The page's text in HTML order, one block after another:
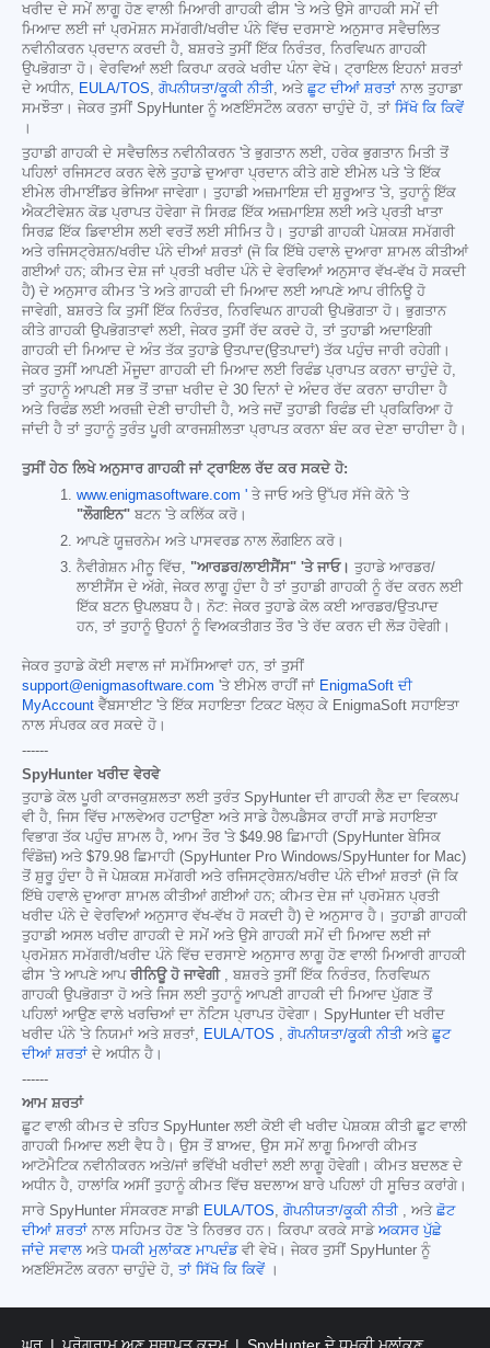
ਖਰੀਦ ਦੇ ਸਮੇਂ ਲਾਗੂ ਹੋਣ ਵਾਲੀ ਮਿਆਰੀ ਗਾਹਕੀ ਫੀਸ 'ਤੇ ਅਤੇ ਉਸੇ ਗਾਹਕੀ ਸਮੇਂ ਦੀ
ਮਿਆਦ ਲਈ ਜਾਂ ਪ੍ਰਮੋਸ਼ਨ ਸਮੱਗਰੀ/ਖਰੀਦ ਪੰਨੇ ਵਿੱਚ ਦਰਸਾਏ ਅਨੁਸਾਰ ਸਵੈਚਲਿਤ
ਨਵੀਨੀਕਰਨ ਪ੍ਰਦਾਨ ਕਰਦੀ ਹੈ, ਬਸ਼ਰਤੇ ਤੁਸੀਂ ਇੱਕ ਨਿਰੰਤਰ, ਨਿਰਵਿਘਨ ਗਾਹਕੀ
ਉਪਭੋਗਤਾ ਹੋ। ਵੇਰਵਿਆਂ ਲਈ ਕਿਰਪਾ ਕਰਕੇ ਖਰੀਦ ਪੰਨਾ ਵੇਖੋ। ਟ੍ਰਾਇਲ ਇਹਨਾਂ ਸ਼ਰਤਾਂ
ਦੇ ਅਧੀਨ,
EULA/TOS ਗੋਪਨੀਯਤਾ/ਕੂਕੀ ਨੀਤੀ , ਅਤੇ ਛੂਟ ਦੀਆਂ ਸ਼ਰਤਾਂ ਨਾਲ ਤੁਹਾਡਾ
ਸਮਝੌਤਾ। ਜੇਕਰ ਤੁਸੀਂ SpyHunter ਨੂੰ ਅਣਇੰਸਟੌਲ ਕਰਨਾ ਚਾਹੁੰਦੇ ਹੋ, ਤਾਂ ਸਿੱਖੋ ਕਿ ਕਿਵੇਂ
।
ਤੁਹਾਡੀ ਗਾਹਕੀ ਦੇ ਸਵੈਚਲਿਤ ਨਵੀਨੀਕਰਨ 'ਤੇ ਭੁਗਤਾਨ ਲਈ, ਹਰੇਕ ਭੁਗਤਾਨ ਮਿਤੀ ਤੋਂ
ਪਹਿਲਾਂ ਰਜਿਸਟਰ ਕਰਨ ਵੇਲੇ ਤੁਹਾਡੇ ਦੁਆਰਾ ਪ੍ਰਦਾਨ ਕੀਤੇ ਗਏ ਈਮੇਲ ਪਤੇ 'ਤੇ ਇੱਕ
ਈਮੇਲ ਰੀਮਾਈਂਡਰ ਭੇਜਿਆ ਜਾਵੇਗਾ। ਤੁਹਾਡੀ ਅਜ਼ਮਾਇਸ਼ ਦੀ ਸ਼ੁਰੂਆਤ 'ਤੇ, ਤੁਹਾਨੂੰ ਇੱਕ
ਐਕਟੀਵੇਸ਼ਨ ਕੋਡ ਪ੍ਰਾਪਤ ਹੋਵੇਗਾ ਜੋ ਸਿਰਫ਼ ਇੱਕ ਅਜ਼ਮਾਇਸ਼ ਲਈ ਅਤੇ ਪ੍ਰਤੀ ਖਾਤਾ
ਸਿਰਫ਼ ਇੱਕ ਡਿਵਾਈਸ ਲਈ ਵਰਤੋਂ ਲਈ ਸੀਮਿਤ ਹੈ। ਤੁਹਾਡੀ ਗਾਹਕੀ ਪੇਸ਼ਕਸ਼ ਸਮੱਗਰੀ
ਅਤੇ ਰਜਿਸਟ੍ਰੇਸ਼ਨ/ਖਰੀਦ ਪੰਨੇ ਦੀਆਂ ਸ਼ਰਤਾਂ (ਜੋ ਕਿ ਇੱਥੇ ਹਵਾਲੇ ਦੁਆਰਾ ਸ਼ਾਮਲ ਕੀਤੀਆਂ
ਗਈਆਂ ਹਨ; ਕੀਮਤ ਦੇਸ਼ ਜਾਂ ਪ੍ਰਤੀ ਖਰੀਦ ਪੰਨੇ ਦੇ ਵੇਰਵਿਆਂ ਅਨੁਸਾਰ ਵੱਖ-ਵੱਖ ਹੋ ਸਕਦੀ
ਹੈ) ਦੇ ਅਨੁਸਾਰ ਕੀਮਤ 'ਤੇ ਅਤੇ ਗਾਹਕੀ ਦੀ ਮਿਆਦ ਲਈ ਆਪਣੇ ਆਪ ਰੀਨਿਊ ਹੋ
ਜਾਵੇਗੀ, ਬਸ਼ਰਤੇ ਕਿ ਤੁਸੀਂ ਇੱਕ ਨਿਰੰਤਰ, ਨਿਰਵਿਘਨ ਗਾਹਕੀ ਉਪਭੋਗਤਾ ਹੋ। ਭੁਗਤਾਨ
ਕੀਤੇ ਗਾਹਕੀ ਉਪਭੋਗਤਾਵਾਂ ਲਈ, ਜੇਕਰ ਤੁਸੀਂ ਰੱਦ ਕਰਦੇ ਹੋ, ਤਾਂ ਤੁਹਾਡੀ ਅਦਾਇਗੀ
ਗਾਹਕੀ ਦੀ ਮਿਆਦ ਦੇ ਅੰਤ ਤੱਕ ਤੁਹਾਡੇ ਉਤਪਾਦ(ਉਤਪਾਦਾਂ) ਤੱਕ ਪਹੁੰਚ ਜਾਰੀ ਰਹੇਗੀ।
ਜੇਕਰ ਤੁਸੀਂ ਆਪਣੀ ਮੌਜੂਦਾ ਗਾਹਕੀ ਦੀ ਮਿਆਦ ਲਈ ਰਿਫੰਡ ਪ੍ਰਾਪਤ ਕਰਨਾ ਚਾਹੁੰਦੇ ਹੋ,
ਤਾਂ ਤੁਹਾਨੂੰ ਆਪਣੀ ਸਭ ਤੋਂ ਤਾਜ਼ਾ ਖਰੀਦ ਦੇ 30 ਦਿਨਾਂ ਦੇ ਅੰਦਰ ਰੱਦ ਕਰਨਾ ਚਾਹੀਦਾ ਹੈ
ਅਤੇ ਰਿਫੰਡ ਲਈ ਅਰਜ਼ੀ ਦੇਣੀ ਚਾਹੀਦੀ ਹੈ, ਅਤੇ ਜਦੋਂ ਤੁਹਾਡੀ ਰਿਫੰਡ ਦੀ ਪ੍ਰਕਿਰਿਆ ਹੋ
ਜਾਂਦੀ ਹੈ ਤਾਂ ਤੁਹਾਨੂੰ ਤੁਰੰਤ ਪੂਰੀ ਕਾਰਜਸ਼ੀਲਤਾ ਪ੍ਰਾਪਤ ਕਰਨਾ ਬੰਦ ਕਰ ਦੇਣਾ ਚਾਹੀਦਾ ਹੈ।
ਤੁਸੀਂ ਹੇਠ ਲਿਖੇ ਅਨੁਸਾਰ ਗਾਹਕੀ ਜਾਂ ਟ੍ਰਾਇਲ ਰੱਦ ਕਰ ਸਕਦੇ ਹੋ:
www.enigmasoftware.com ' ਤੇ ਜਾਓ ਅਤੇ ਉੱਪਰ ਸੱਜੇ ਕੋਨੇ 'ਤੇ
"ਲੌਗਇਨ" ਬਟਨ 'ਤੇ ਕਲਿੱਕ ਕਰੋ।
ਆਪਣੇ ਯੂਜ਼ਰਨੇਮ ਅਤੇ ਪਾਸਵਰਡ ਨਾਲ ਲੌਗਇਨ ਕਰੋ।
ਨੈਵੀਗੇਸ਼ਨ ਮੀਨੂ ਵਿੱਚ, "ਆਰਡਰ/ਲਾਈਸੈਂਸ" 'ਤੇ ਜਾਓ। ਤੁਹਾਡੇ ਆਰਡਰ/
ਲਾਈਸੈਂਸ ਦੇ ਅੱਗੇ, ਜੇਕਰ ਲਾਗੂ ਹੁੰਦਾ ਹੈ ਤਾਂ ਤੁਹਾਡੀ ਗਾਹਕੀ ਨੂੰ ਰੱਦ ਕਰਨ ਲਈ
ਇੱਕ ਬਟਨ ਉਪਲਬਧ ਹੈ। ਨੋਟ: ਜੇਕਰ ਤੁਹਾਡੇ ਕੋਲ ਕਈ ਆਰਡਰ/ਉਤਪਾਦ
ਹਨ, ਤਾਂ ਤੁਹਾਨੂੰ ਉਹਨਾਂ ਨੂੰ ਵਿਅਕਤੀਗਤ ਤੌਰ 'ਤੇ ਰੱਦ ਕਰਨ ਦੀ ਲੋੜ ਹੋਵੇਗੀ।
ਜੇਕਰ ਤੁਹਾਡੇ ਕੋਈ ਸਵਾਲ ਜਾਂ ਸਮੱਸਿਆਵਾਂ ਹਨ, ਤਾਂ ਤੁਸੀਂ
support@enigmasoftware.com 'ਤੇ ਈਮੇਲ ਰਾਹੀਂ ਜਾਂ EnigmaSoft ਦੀ
MyAccount ਵੈੱਬਸਾਈਟ 'ਤੇ ਇੱਕ ਸਹਾਇਤਾ ਟਿਕਟ ਖੋਲ੍ਹ ਕੇ EnigmaSoft ਸਹਾਇਤਾ
ਨਾਲ ਸੰਪਰਕ ਕਰ ਸਕਦੇ ਹੋ।
------
SpyHunter ਖਰੀਦ ਵੇਰਵੇ
ਤੁਹਾਡੇ ਕੋਲ ਪੂਰੀ ਕਾਰਜਕੁਸ਼ਲਤਾ ਲਈ ਤੁਰੰਤ SpyHunter ਦੀ ਗਾਹਕੀ ਲੈਣ ਦਾ ਵਿਕਲਪ
ਵੀ ਹੈ, ਜਿਸ ਵਿੱਚ ਮਾਲਵੇਅਰ ਹਟਾਉਣਾ ਅਤੇ ਸਾਡੇ ਹੈਲਪਡੈਸਕ ਰਾਹੀਂ ਸਾਡੇ ਸਹਾਇਤਾ
ਵਿਭਾਗ ਤੱਕ ਪਹੁੰਚ ਸ਼ਾਮਲ ਹੈ, ਆਮ ਤੌਰ 'ਤੇ $49.98 ਛਿਮਾਹੀ (SpyHunter ਬੇਸਿਕ
ਵਿੰਡੋਜ਼) ਅਤੇ $79.98 ਛਿਮਾਹੀ (SpyHunter Pro Windows/SpyHunter for Mac)
ਤੋਂ ਸ਼ੁਰੂ ਹੁੰਦਾ ਹੈ ਜੋ ਪੇਸ਼ਕਸ਼ ਸਮੱਗਰੀ ਅਤੇ ਰਜਿਸਟ੍ਰੇਸ਼ਨ/ਖਰੀਦ ਪੰਨੇ ਦੀਆਂ ਸ਼ਰਤਾਂ (ਜੋ ਕਿ
ਇੱਥੇ ਹਵਾਲੇ ਦੁਆਰਾ ਸ਼ਾਮਲ ਕੀਤੀਆਂ ਗਈਆਂ ਹਨ; ਕੀਮਤ ਦੇਸ਼ ਜਾਂ ਪ੍ਰਮੋਸ਼ਨ ਪ੍ਰਤੀ
ਖਰੀਦ ਪੰਨੇ ਦੇ ਵੇਰਵਿਆਂ ਅਨੁਸਾਰ ਵੱਖ-ਵੱਖ ਹੋ ਸਕਦੀ ਹੈ) ਦੇ ਅਨੁਸਾਰ ਹੈ। ਤੁਹਾਡੀ ਗਾਹਕੀ
ਤੁਹਾਡੀ ਅਸਲ ਖਰੀਦ ਗਾਹਕੀ ਦੇ ਸਮੇਂ ਅਤੇ ਉਸੇ ਗਾਹਕੀ ਸਮੇਂ ਦੀ ਮਿਆਦ ਲਈ ਜਾਂ
ਪ੍ਰਮੋਸ਼ਨ ਸਮੱਗਰੀ/ਖਰੀਦ ਪੰਨੇ ਵਿੱਚ ਦਰਸਾਏ ਅਨੁਸਾਰ ਲਾਗੂ ਹੋਣ ਵਾਲੀ ਮਿਆਰੀ ਗਾਹਕੀ
ਫੀਸ 'ਤੇ ਆਪਣੇ ਆਪ ਰੀਨਿਊ ਹੋ ਜਾਵੇਗੀ, ਬਸ਼ਰਤੇ ਤੁਸੀਂ ਇੱਕ ਨਿਰੰਤਰ, ਨਿਰਵਿਘਨ
ਗਾਹਕੀ ਉਪਭੋਗਤਾ ਹੋ ਅਤੇ ਜਿਸ ਲਈ ਤੁਹਾਨੂੰ ਆਪਣੀ ਗਾਹਕੀ ਦੀ ਮਿਆਦ ਪੁੱਗਣ ਤੋਂ
ਪਹਿਲਾਂ ਆਉਣ ਵਾਲੇ ਖਰਚਿਆਂ ਦਾ ਨੋਟਿਸ ਪ੍ਰਾਪਤ ਹੋਵੇਗਾ। SpyHunter ਦੀ ਖਰੀਦ
ਖਰੀਦ ਪੰਨੇ 'ਤੇ ਨਿਯਮਾਂ ਅਤੇ ਸ਼ਰਤਾਂ, EULA/TOS , ਗੋਪਨੀਯਤਾ/ਕੂਕੀ ਨੀਤੀ ਅਤੇ ਛੂਟ
ਦੀਆਂ ਸ਼ਰਤਾਂ ਦੇ ਅਧੀਨ ਹੈ।
------
ਆਮ ਸ਼ਰਤਾਂ
ਛੂਟ ਵਾਲੀ ਕੀਮਤ ਦੇ ਤਹਿਤ SpyHunter ਲਈ ਕੋਈ ਵੀ ਖਰੀਦ ਪੇਸ਼ਕਸ਼ ਕੀਤੀ ਛੂਟ ਵਾਲੀ
ਗਾਹਕੀ ਮਿਆਦ ਲਈ ਵੈਧ ਹੈ। ਉਸ ਤੋਂ ਬਾਅਦ, ਉਸ ਸਮੇਂ ਲਾਗੂ ਮਿਆਰੀ ਕੀਮਤ
ਆਟੋਮੈਟਿਕ ਨਵੀਨੀਕਰਨ ਅਤੇ/ਜਾਂ ਭਵਿੱਖੀ ਖਰੀਦਾਂ ਲਈ ਲਾਗੂ ਹੋਵੇਗੀ। ਕੀਮਤ ਬਦਲਣ ਦੇ
ਅਧੀਨ ਹੈ, ਹਾਲਾਂਕਿ ਅਸੀਂ ਤੁਹਾਨੂੰ ਕੀਮਤ ਵਿੱਚ ਬਦਲਾਅ ਬਾਰੇ ਪਹਿਲਾਂ ਹੀ ਸੂਚਿਤ ਕਰਾਂਗੇ।
ਸਾਰੇ SpyHunter ਸੰਸਕਰਣ ਸਾਡੀ EULA/TOS, ਗੋਪਨੀਯਤਾ/ਕੂਕੀ ਨੀਤੀ , ਅਤੇ ਛੋਟ
ਦੀਆਂ ਸ਼ਰਤਾਂ ਨਾਲ ਸਹਿਮਤ ਹੋਣ 'ਤੇ ਨਿਰਭਰ ਹਨ। ਕਿਰਪਾ ਕਰਕੇ ਸਾਡੇ ਅਕਸਰ ਪੁੱਛੇ
ਜਾਂਦੇ ਸਵਾਲ ਅਤੇ ਧਮਕੀ ਮੁਲਾਂਕਣ ਮਾਪਦੰਡਵੀ ਵੇਖੋ। ਜੇਕਰ ਤੁਸੀਂ SpyHunter ਨੂੰ
ਅਣਇੰਸਟੌਲ ਕਰਨਾ ਚਾਹੁੰਦੇ ਹੋ, ਤਾਂ ਸਿੱਖੋ ਕਿ ਕਿਵੇਂ।